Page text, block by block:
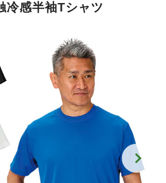
冷感半袖Tシャツ